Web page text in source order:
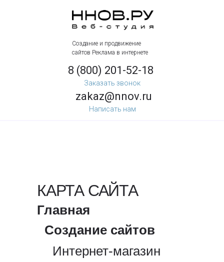
Создание и продвижение
сайтов Реклама в интернете
8 (800) 201-52-18
Заказать звонок
zakaz@nnov.ru
Написать нам
КАРТА САЙТА
Создание сайтов
Интернет-магазин
Главная